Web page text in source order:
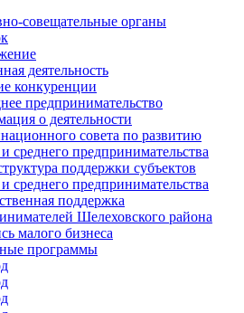
совещательные органы
деятельность
конкуренции
предпринимательство
о деятельности
совета по развитию
среднего предпринимательства
поддержки субъектов
среднего предпринимательства
поддержка
Шелеховского района
малого бизнеса
программы